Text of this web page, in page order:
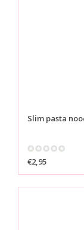
Slim pasta
€2,95